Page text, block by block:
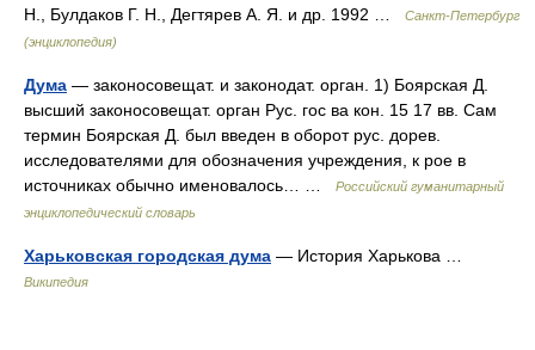
Н., Булдаков Г. Н., Дегтярев А. Я. и др. 1992 …
Санкт-Петербург
(энциклопедия)
Дума — законосовещат. и законодат. орган. 1) Боярская Д.
высший законосовещат. орган Рус. гос ва кон. 15 17 вв. Сам
термин Боярская Д. был введен в оборот рус. дорев.
исследователями для обозначения учреждения, к рое в
источниках обычно именовалось… …
Российский гуманитарный
энциклопедический словарь
Харьковская городская дума — История Харькова …
Википедия